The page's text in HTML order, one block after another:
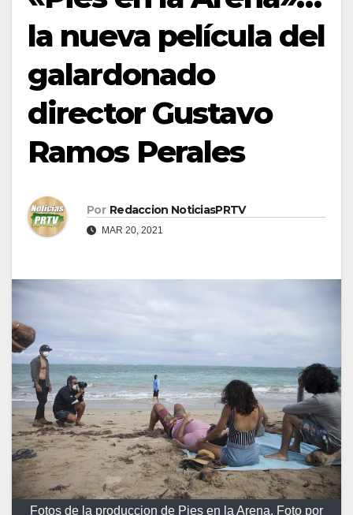
la nueva película del
galardonado
director Gustavo
Ramos Perales
Por Redaccion NoticiasPRTV
MAR 20, 2021
Fotos de la produccion de Pies en la Arena. Foto por